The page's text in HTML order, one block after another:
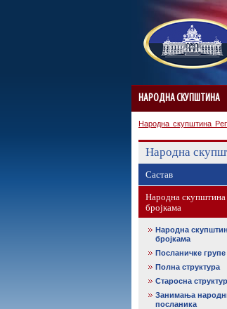
НАРОДНА СКУПШТИНА
Народна скупштина
Народна
Састав
Народна
бројкама
Народна
бројкама
Посланичке групе
Полна структура
Старосна
Занимања
посланика